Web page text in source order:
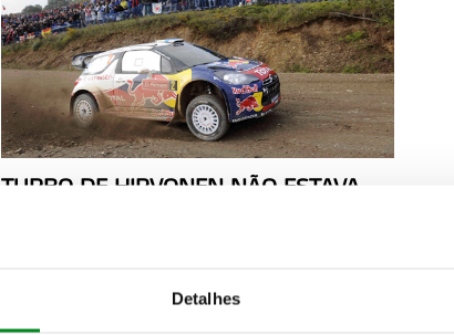
Detalhes
TURBO DE HIRVONEN NÃO ESTAVA